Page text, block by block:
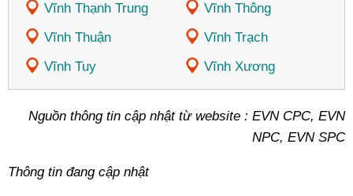
Vĩnh Thạnh Trung
Vĩnh Thông
Vĩnh Thuận
Vĩnh Trạch
Vĩnh Tuy
Vĩnh Xương
Nguồn thông tin cập nhật từ website : EVN CPC, EVN
NPC, EVN SPC
Thông tin đang cập nhật